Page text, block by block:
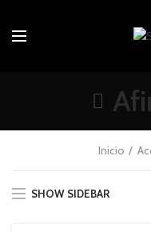
Inicio
SHOW SIDEBAR